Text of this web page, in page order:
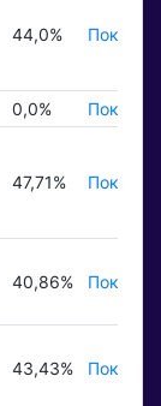
44,0%
0,0%
47,71%
40,86%
43,43%